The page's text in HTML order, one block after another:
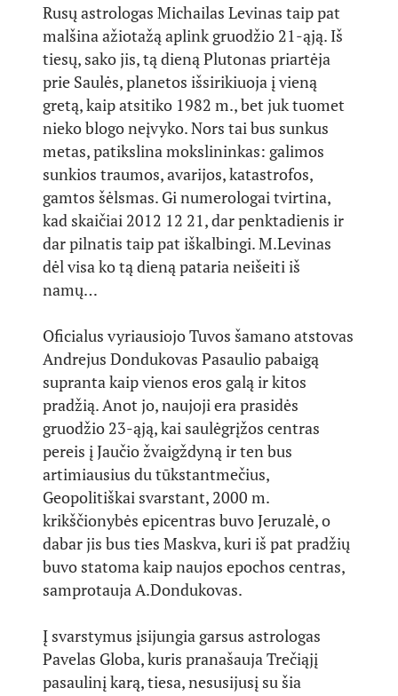
Rusų astrologas Michailas Levinas taip pat
malšina ažiotažą aplink gruodžio 21-ąją. Iš
tiesų, sako jis, tą dieną Plutonas priartėja
prie Saulės, planetos išsirikiuoja į vieną
gretą, kaip atsitiko 1982 m., bet juk tuomet
nieko blogo neįvyko. Nors tai bus sunkus
metas, patikslina mokslininkas: galimos
sunkios traumos, avarijos, katastrofos,
gamtos šėlsmas. Gi numerologai tvirtina,
kad skaičiai 2012 12 21, dar penktadienis ir
dar pilnatis taip pat iškalbingi. M.Levinas
dėl visa ko tą dieną pataria neišeiti iš
namų…
Oficialus vyriausiojo Tuvos šamano atstovas
Andrejus Dondukovas Pasaulio pabaigą
supranta kaip vienos eros galą ir kitos
pradžią. Anot jo, naujoji era prasidės
gruodžio 23-ąją, kai saulėgrįžos centras
pereis į Jaučio žvaigždyną ir ten bus
artimiausius du tūkstantmečius,
Geopolitiškai svarstant, 2000 m.
krikščionybės epicentras buvo Jeruzalė, o
dabar jis bus ties Maskva, kuri iš pat pradžių
buvo statoma kaip naujos epochos centras,
samprotauja A.Dondukovas.
Į svarstymus įsijungia garsus astrologas
Pavelas Globa, kuris pranašauja Trečiąjį
pasaulinį karą, tiesa, nesusijusį su šia